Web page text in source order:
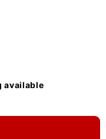
available